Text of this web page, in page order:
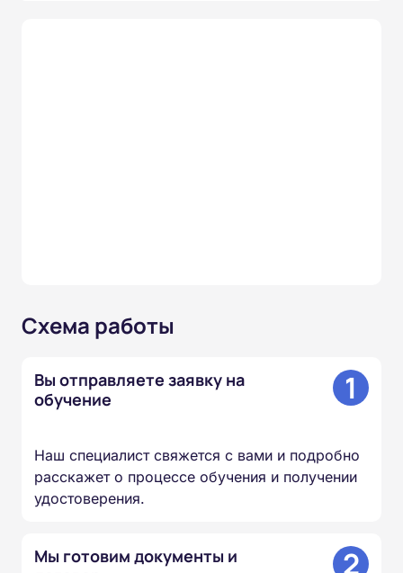
Схема работы
Вы отправляете заявку на
обучение
1
Наш специалист свяжется с вами и подробно
расскажет о процессе обучения и получении
удостоверения.
Мы готовим документы и
2